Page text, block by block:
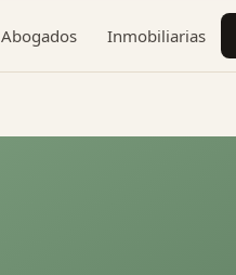
Abogados Inmobiliarias